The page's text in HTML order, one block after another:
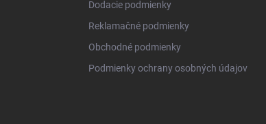
Dodacie podmienky
Reklamačné podmienky
Obchodné podmienky
Podmienky ochrany osobných údajov